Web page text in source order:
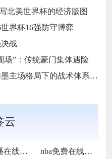
北美世界杯的经济版图
界杯16强防守博弈
战
场”：传统豪门集体遇险
场格局下的战术体系重构
云
NBA直播在线观看
nba免费在线高清直播